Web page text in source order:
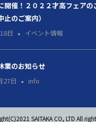
開催！２０２２才高フェア
止のご案内）
日 イベント情報
業のお知らせ
27日 info
SAITAKA CO, LTD All